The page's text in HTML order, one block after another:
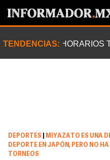
TENDENCIAS: HORARIOS
DEPORTES
MIYAZATO ES UNA
DEPORTE EN JAPÓN, PERO NO
TORNEOS